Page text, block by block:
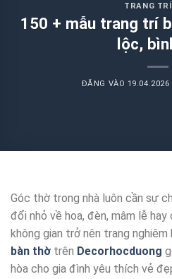
TRANG
150 + mẫu trang trí
lộc,
ĐĂNG VÀO 19.04.2026
Góc thờ trong nhà luôn cần sự
đổi nhỏ về hoa, đèn, mâm lễ
không gian trở nên trang nghiêm
bàn thờ trên Decorhocduong
hòa cho gia đình yêu thích vẻ